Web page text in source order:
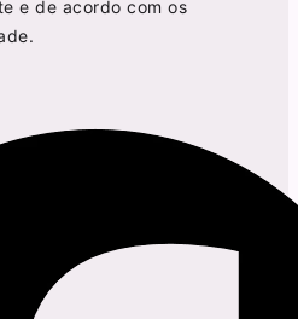
e de acordo com os
.